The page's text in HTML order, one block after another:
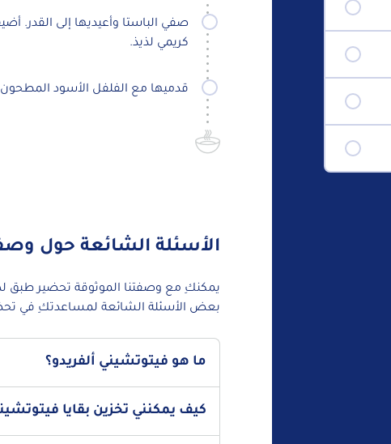
صفي الباستا وأعيديها إلى القدر.
كريمي لذيذ.
قدميها مع الفلفل الأسود
الأسئلة الشائعة حول
يمكنكِ مع وصفتنا الموثوقة تحضير طبق
بعض الأسئلة الشائعة لمساعدتكِ في
ما هو فيتوتشيني ألفريدو؟
فيتوتشيني وصلصة ألفريدو غنية وكريمية،
كيف يمكنني تخزين بقايا